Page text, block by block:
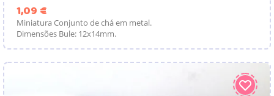
1,09 €
Miniatura Conjunto de chá em metal.
Dimensões Bule: 12x14mm.